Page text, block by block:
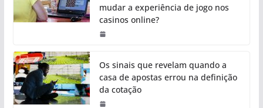
mudar a experiência de jogo nos
casinos online?
Os sinais que revelam quando a
casa de apostas errou na definição
da cotação